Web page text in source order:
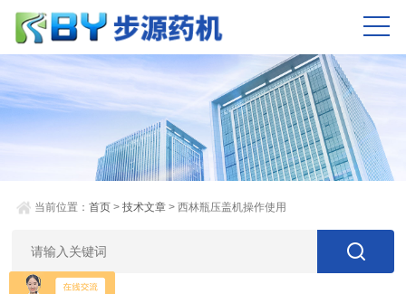
当前位置：首页 >技术文章 > 西林瓶压盖机操作使用